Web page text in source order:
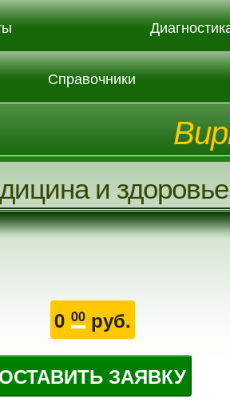
Справочники
и здоровье
0 00руб.
ОСТАВИТЬ ЗАЯВКУ